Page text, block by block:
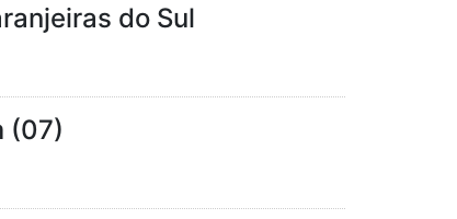
do Sul
(07)